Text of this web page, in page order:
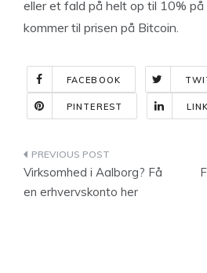
eller et fald på helt op til 10%
kommer til prisen på Bitcoin.
FACEBOOK
PINTEREST
Indlægsnavigation
Virksomhed i Aalborg? Få
en erhvervskonto her